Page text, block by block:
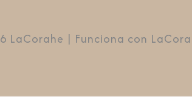
LaCorahe | Funciona con